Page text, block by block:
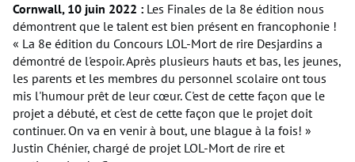
Cornwall, 10 juin 2022 : Les Finales de la 8e édition nous
démontrent que le talent est bien présent en francophonie !
« La 8e édition du Concours LOL-Mort de rire Desjardins a
démontré de l'espoir. Après plusieurs hauts et bas, les jeunes,
les parents et les membres du personnel scolaire ont tous
mis l'humour prêt de leur cœur. C'est de cette façon que le
projet a débuté, et c'est de cette façon que le projet doit
continuer. On va en venir à bout, une blague à la fois! »
Justin Chénier, chargé de projet LOL-Mort de rire et